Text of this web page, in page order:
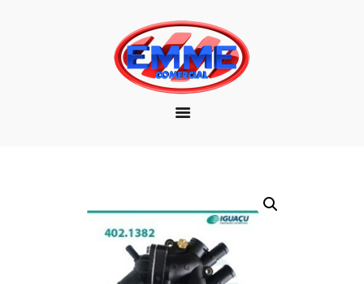
EMPRESA
MARCAS
PRODUTOS